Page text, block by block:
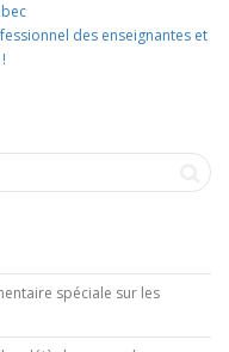
des enseignantes et
spéciale sur les